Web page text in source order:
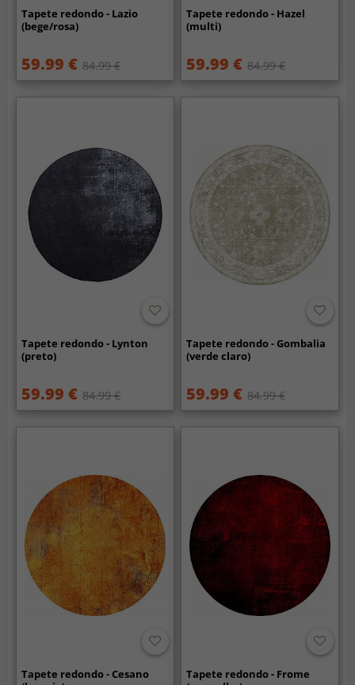
Tapete redondo - Lazio
(bege/rosa)
59.99 € 84.99 €
Tapete redondo - Hazel
(multi)
59.99 € 84.99 €
Tapete redondo - Lynton
(preto)
59.99 € 84.99 €
Tapete redondo - Gombalia
(verde claro)
59.99 € 84.99 €
Tapete redondo - Cesano
Tapete redondo - Frome